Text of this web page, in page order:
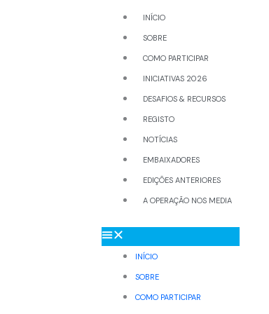
INÍCIO
SOBRE
COMO PARTICIPAR
INICIATIVAS 2026
DESAFIOS & RECURSOS
REGISTO
NOTÍCIAS
EMBAIXADORES
EDIÇÕES ANTERIORES
A OPERAÇÃO NOS MEDIA
INÍCIO
SOBRE
COMO PARTICIPAR